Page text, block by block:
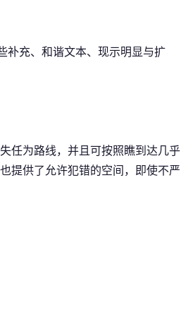
补充、和谐文本、现示明显与扩
任为路线，并且可按照瞧到达几乎
提供了允许犯错的空间，即使不严